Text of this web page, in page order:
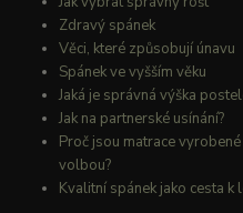
Zdravý spánek
Věci, které způsobují únavu
Spánek ve vyšším věku
Jaká je správná výška
Jak na partnerské usínání?
Proč jsou matrace
volbou?
Kvalitní spánek jako cesta k